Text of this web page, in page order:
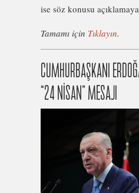
ise söz konusu
Tamamı için Tıklayın.
CUMHURBAŞKANI
“24 NİSAN” MESAJI